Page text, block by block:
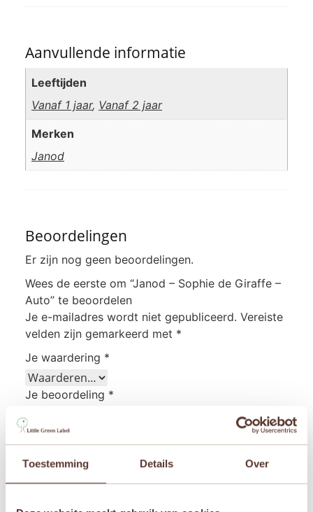
Toestemming Details Over
Aanvullende informatie
Leeftijden
Vanaf 1 jaar, Vanaf 2 jaar
Merken
Janod
Beoordelingen
Er zijn nog geen beoordelingen.
Wees de eerste om “Janod – Sophie de Giraffe –
Auto” te beoordelen
Je e-mailadres wordt niet gepubliceerd. Vereiste
velden zijn gemarkeerd met *
Je waardering *
Je beoordeling *